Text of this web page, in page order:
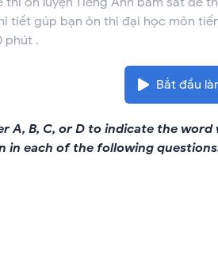
tiết gúp bạn ôn thi đại học môn
phút .
Bắt đầu
A, B, C, or D to indicate the
in each of the following